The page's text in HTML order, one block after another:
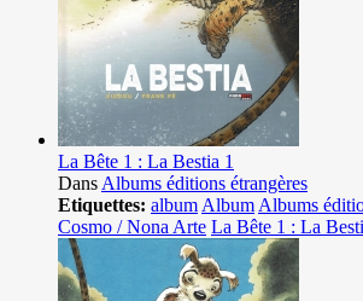
La Bête 1 : La Bestia 1
Dans Albums éditions étrangères
Etiquettes: album Album Albums
Cosmo / Nona Arte La Bête 1 : La